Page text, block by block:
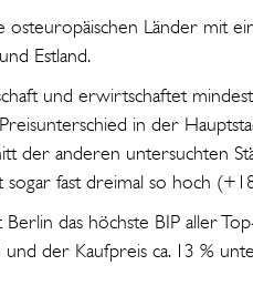
osteuropäischen Länder mit
Estland.
und erwirtschaftet
in der
der anderen untersuchten
fast dreimal so hoch
das höchste BIP aller
der Kaufpreis ca. 13 %